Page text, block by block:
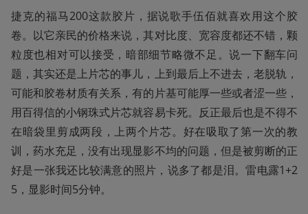
捷克的福马200这款胶片，据说歌手伍佰就喜欢用这个胶
卷。以它亲民的价格来说，其对比度、宽容度都还不错，颗
粒度也相对可以接受，暗部细节略微不足。说一下翻车问
题，其实还是上片芯的事儿，上到最后上不进去，老脱轨，
可能和胶卷材质有关系，有的片基可能厚一些或者涩一些，
用百得信的小钢珠式片芯就容易卡死。反正最后也是不得不
在暗袋里剪成两段，上两个片芯。好在吸取了第一次的教
训，药水充足，没有出现显影不均的问题，但是被剪断的正
好是一张我还比较满意的照片，说多了都是泪。雷电露1+2
5，显影时间5分钟。